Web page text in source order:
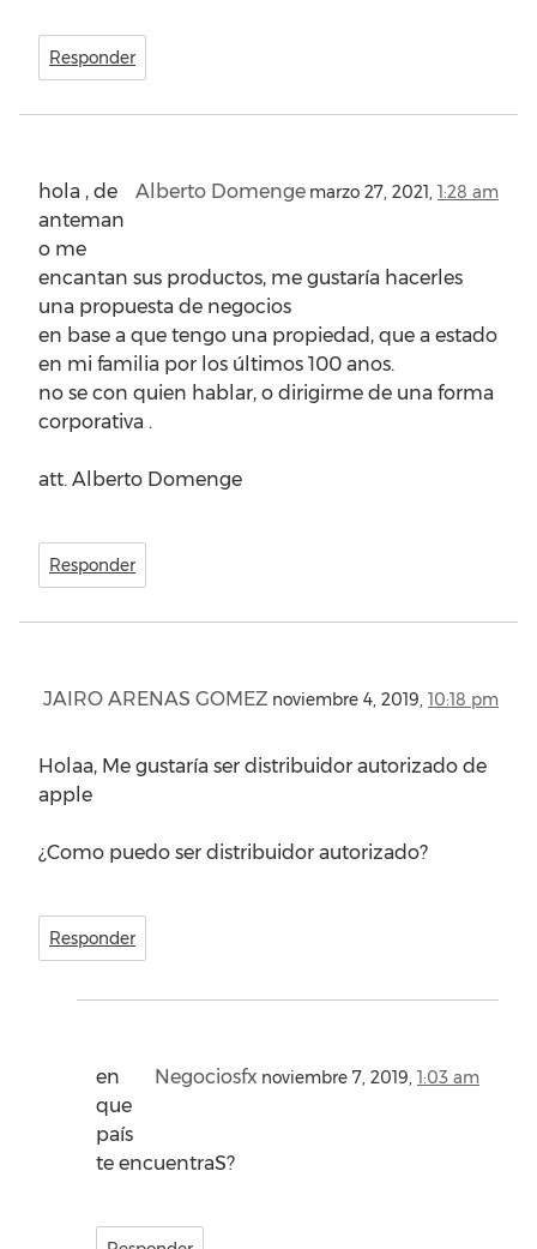
Responder
Alberto Domenge marzo 27, 2021, 1:28 am
hola , de
anteman
o me
encantan sus productos, me gustaría hacerles
una propuesta de negocios
en base a que tengo una propiedad, que a estado
en mi familia por los últimos 100 anos.
no se con quien hablar, o dirigirme de una forma
corporativa .
att. Alberto Domenge
Responder
JAIRO ARENAS GOMEZ noviembre 4, 2019, 10:18 pm
Holaa, Me gustaría ser distribuidor autorizado de
apple
¿Como puedo ser distribuidor autorizado?
Responder
Negociosfx noviembre 7, 2019, 1:03 am
en
que
país
te encuentraS?